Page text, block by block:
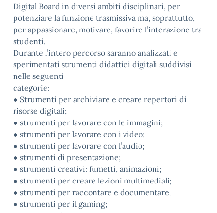
Digital Board in diversi ambiti disciplinari, per
potenziare la funzione trasmissiva ma, soprattutto,
per appassionare, motivare, favorire l’interazione tra
studenti.
Durante l’intero percorso saranno analizzati e
sperimentati strumenti didattici digitali suddivisi
nelle seguenti
categorie:
● Strumenti per archiviare e creare repertori di
risorse digitali;
● strumenti per lavorare con le immagini;
● strumenti per lavorare con i video;
● strumenti per lavorare con l’audio;
● strumenti di presentazione;
● strumenti creativi: fumetti, animazioni;
● strumenti per creare lezioni multimediali;
● strumenti per raccontare e documentare;
● strumenti per il gaming;